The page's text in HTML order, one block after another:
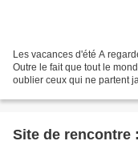
Les vacances d'été A
Outre le fait que tout le
oublier ceux qui ne partent
Site de rencontre